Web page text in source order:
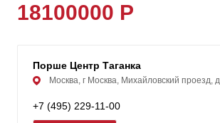
18100000 Р
Порше Центр Таганка
Москва, г Москва, Михайловский проезд,
+7 (495) 229-11-00